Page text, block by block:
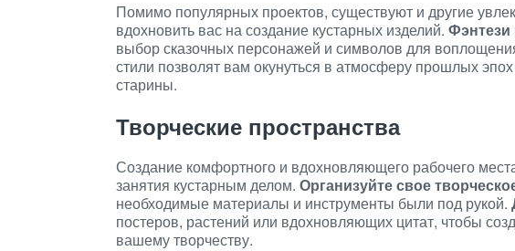
Помимо популярных проектов, существуют и другие
вдохновить вас на создание кустарных изделий. Фэнтези
выбор сказочных персонажей и символов для
стили позволят вам окунуться в атмосферу прошлых
старины.
Творческие пространства
Создание комфортного и вдохновляющего рабочего
занятия кустарным делом. Организуйте свое
необходимые материалы и инструменты были под рукой.
постеров, растений или вдохновляющих цитат, чтобы
вашему творчеству.